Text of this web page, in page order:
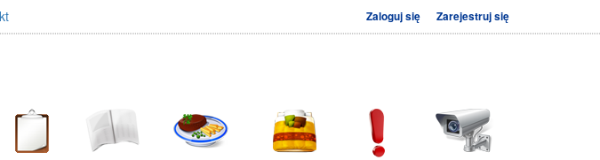
Zaloguj się Zarejestruj się